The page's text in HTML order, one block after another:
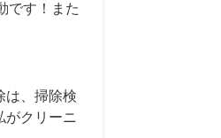
です！また
は、掃除検
がクリーニ